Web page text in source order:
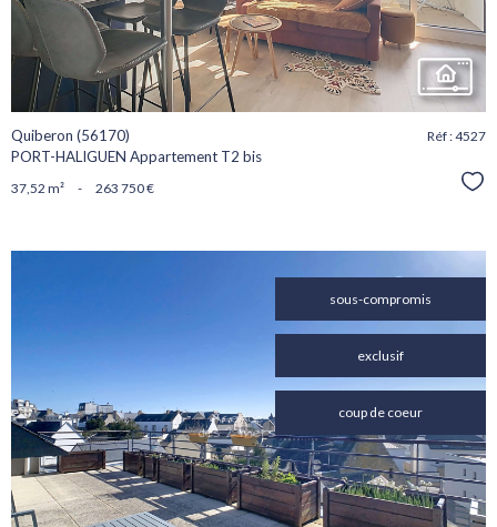
Quiberon (56170)
PORT-HALIGUEN Appartement T2 bis
Réf : 4527
37,52 m² - 263 750 €
sous-compromis
exclusif
coup de coeur
voir le
bien